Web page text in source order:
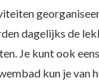
dagelijks de
Je kunt ook
kun je van